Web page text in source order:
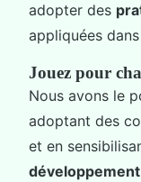
adopter des
appliquées
Jouez pour
Nous avons le
adoptant des
et en